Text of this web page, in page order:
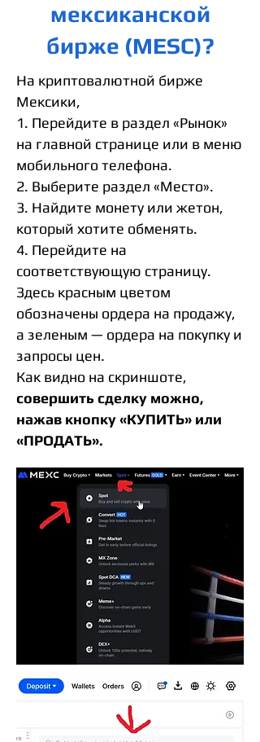
мексиканской
бирже (MESC)?
На криптовалютной бирже
Мексики,
1. Перейдите в раздел «Рынок»
на главной странице или в меню
мобильного телефона.
2. Выберите раздел «Место».
3. Найдите монету или жетон,
который хотите обменять.
4. Перейдите на
соответствующую страницу.
Здесь красным цветом
обозначены ордера на продажу,
а зеленым — ордера на покупку и
запросы цен.
Как видно на скриншоте,
совершить сделку можно,
нажав кнопку «КУПИТЬ» или
«ПРОДАТЬ».